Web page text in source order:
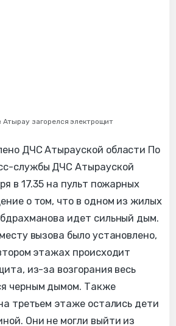
загорелся электрощит
ДЧС Атырауской области По
службы ДЧС Атырауской
в 17.35 на пульт пожарных
о том, что в одном из жилых
идет сильный дым.
вызова было установлено,
этажах происходит
из-за возгорания весь
черным дымом. Также
третьем этаже остались дети
Они не могли выйти из